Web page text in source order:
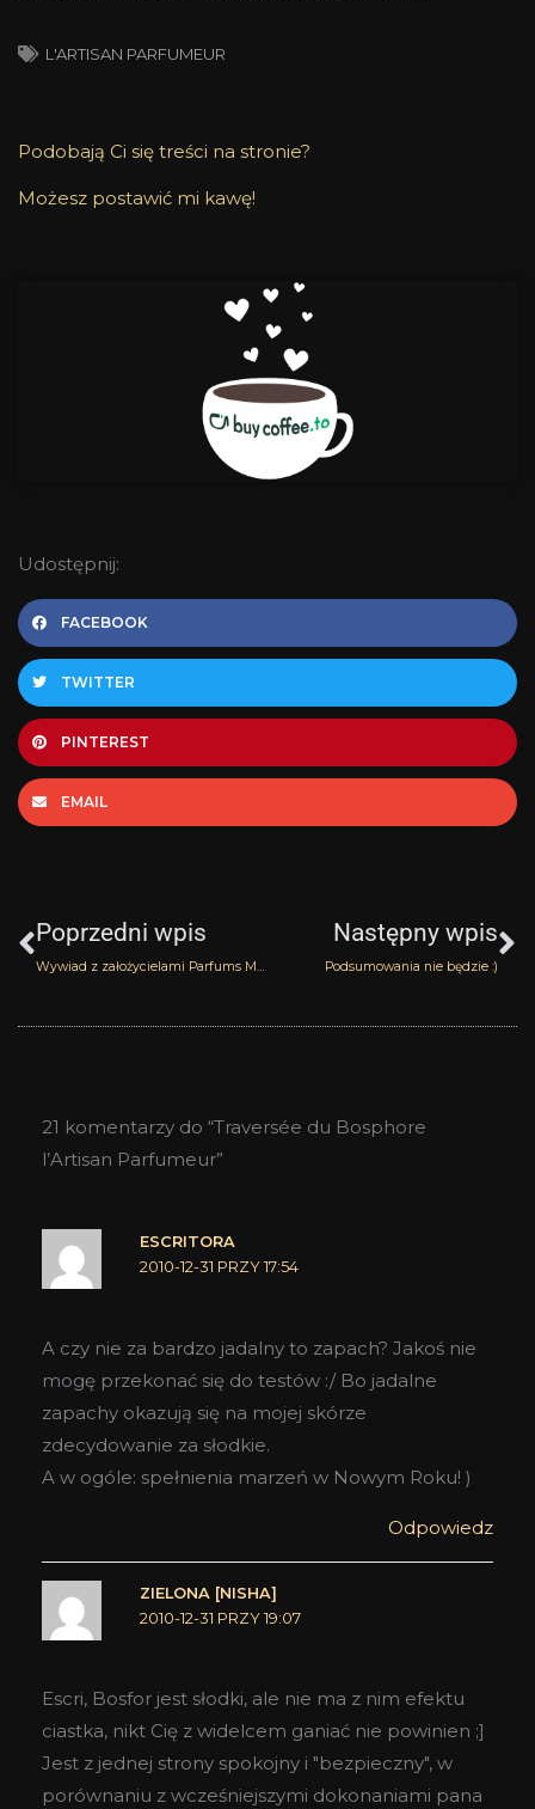
L'ARTISAN PARFUMEUR
Podobają Ci się treści na stronie?
Możesz postawić mi kawę!
Udostępnij:
FACEBOOK
TWITTER
PINTEREST
EMAIL
Poprzedni wpis
Wywiad z założycielami Parfums M. Micallef cz.3
Następny wpis
Podsumowania nie będzie :)
21 komentarzy do “Traversée du Bosphore
l’Artisan Parfumeur”
ESCRITORA
2010-12-31 PRZY 17:54
A czy nie za bardzo jadalny to zapach? Jakoś nie
mogę przekonać się do testów :/ Bo jadalne
zapachy okazują się na mojej skórze
zdecydowanie za słodkie.
A w ogóle: spełnienia marzeń w Nowym Roku! )
Odpowiedz
ZIELONA [NISHA]
2010-12-31 PRZY 19:07
Escri, Bosfor jest słodki, ale nie ma z nim efektu
ciastka, nikt Cię z widelcem ganiać nie powinien ;]
Jest z jednej strony spokojny i "bezpieczny", w
porównaniu z wcześniejszymi dokonaniami pana